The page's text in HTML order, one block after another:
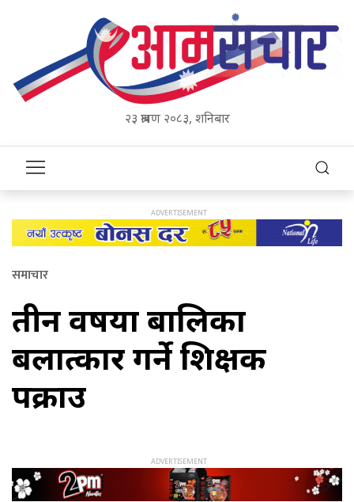
२३ श्रावण २०८३, शनिबार
समाचार
तीन वर्षीया बालिका
बलात्कार गर्ने शिक्षक
पक्राउ